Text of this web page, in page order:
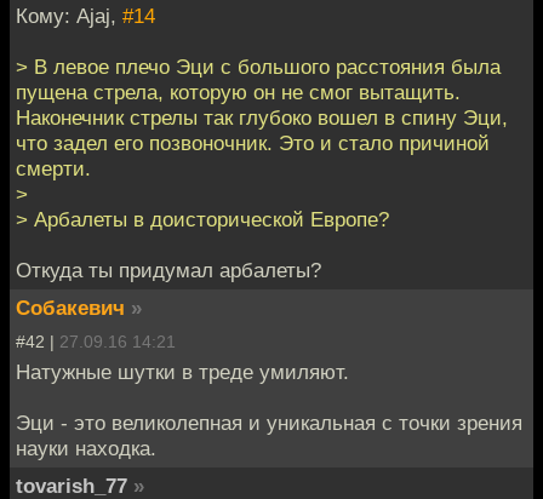
Кому: Ajaj, #14
> В левое плечо Эци с большого расстояния была
пущена стрела, которую он не смог вытащить.
Наконечник стрелы так глубоко вошел в спину Эци,
что задел его позвоночник. Это и стало причиной
смерти.
>
> Арбалеты в доисторической Европе?
Откуда ты придумал арбалеты?
Собакевич »
#42 | 27.09.16 14:21
Натужные шутки в треде умиляют.
Эци - это великолепная и уникальная с точки зрения
науки находка.
tovarish_77 »